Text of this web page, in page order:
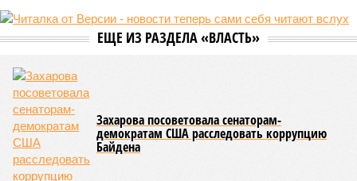
массовые катастрофы в прошлом – какими они были? Какие
ждут нас со дня на день и чем грозят?
Рассказ
последствия очередного апокалипсиса, искусственно
вызванного группой биологов, называется «Конец всей
этой мерзости». В реальной жизни участия пытливых
исследователей в организации конца света может не
понадобиться: природа сама разберётся, как и где
уменьшить масштабы человеческой популяции.